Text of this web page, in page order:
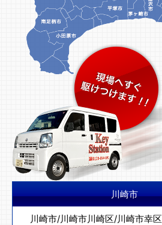
川崎市
川崎市/川崎市川崎区/川崎市幸区